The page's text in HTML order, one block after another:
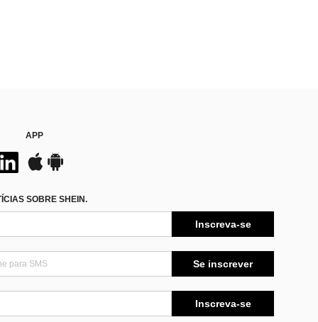
APP
SOBRE SHEIN.
Inscreva-se
Se inscrever
Inscreva-se